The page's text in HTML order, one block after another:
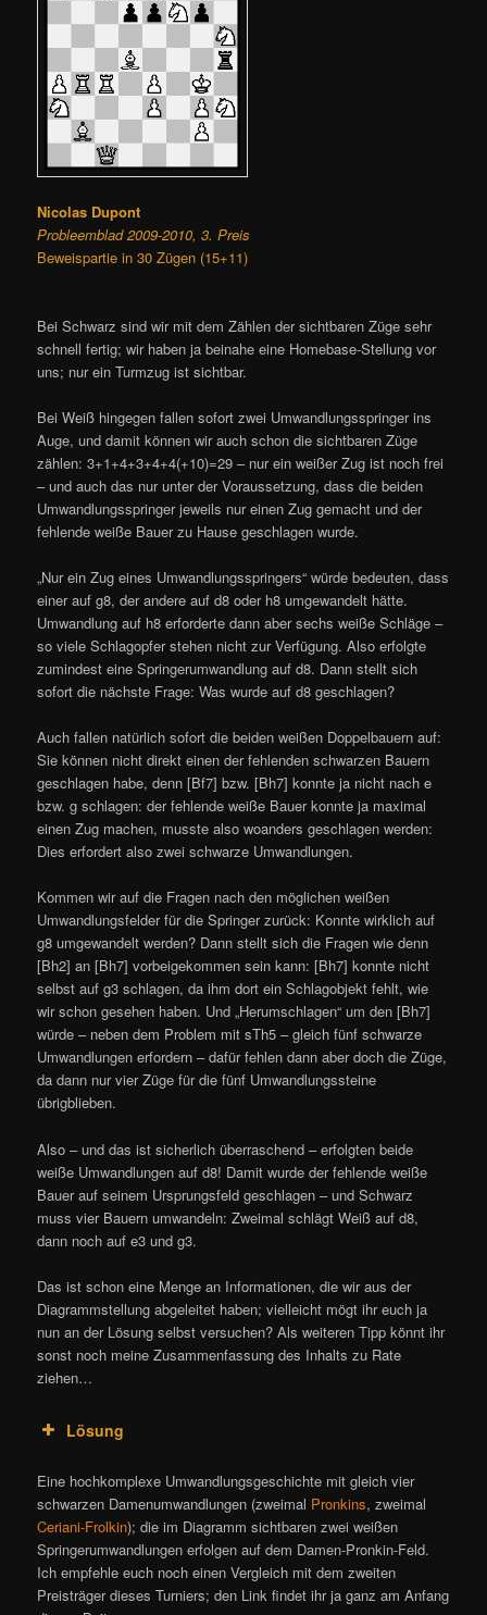
Nicolas Dupont
Probleemblad 2009-2010, 3. Preis
Beweispartie in 30 Zügen (15+11)
Bei Schwarz sind wir mit dem Zählen der sichtbaren Züge sehr
schnell fertig; wir haben ja beinahe eine Homebase-Stellung vor
uns; nur ein Turmzug ist sichtbar.
Bei Weiß hingegen fallen sofort zwei Umwandlungsspringer ins
Auge, und damit können wir auch schon die sichtbaren Züge
zählen: 3+1+4+3+4+4(+10)=29 – nur ein weißer Zug ist noch frei
– und auch das nur unter der Voraussetzung, dass die beiden
Umwandlungsspringer jeweils nur einen Zug gemacht und der
fehlende weiße Bauer zu Hause geschlagen wurde.
„Nur ein Zug eines Umwandlungsspringers“ würde bedeuten, dass
einer auf g8, der andere auf d8 oder h8 umgewandelt hätte.
Umwandlung auf h8 erforderte dann aber sechs weiße Schläge –
so viele Schlagopfer stehen nicht zur Verfügung. Also erfolgte
zumindest eine Springerumwandlung auf d8. Dann stellt sich
sofort die nächste Frage: Was wurde auf d8 geschlagen?
Auch fallen natürlich sofort die beiden weißen Doppelbauern auf:
Sie können nicht direkt einen der fehlenden schwarzen Bauern
geschlagen habe, denn [Bf7] bzw. [Bh7] konnte ja nicht nach e
bzw. g schlagen: der fehlende weiße Bauer konnte ja maximal
einen Zug machen, musste also woanders geschlagen werden:
Dies erfordert also zwei schwarze Umwandlungen.
Kommen wir auf die Fragen nach den möglichen weißen
Umwandlungsfelder für die Springer zurück: Konnte wirklich auf
g8 umgewandelt werden? Dann stellt sich die Fragen wie denn
[Bh2] an [Bh7] vorbeigekommen sein kann: [Bh7] konnte nicht
selbst auf g3 schlagen, da ihm dort ein Schlagobjekt fehlt, wie
wir schon gesehen haben. Und „Herumschlagen“ um den [Bh7]
würde – neben dem Problem mit sTh5 – gleich fünf schwarze
Umwandlungen erfordern – dafür fehlen dann aber doch die Züge,
da dann nur vier Züge für die fünf Umwandlungssteine
übrigblieben.
Also – und das ist sicherlich überraschend – erfolgten beide
weiße Umwandlungen auf d8! Damit wurde der fehlende weiße
Bauer auf seinem Ursprungsfeld geschlagen – und Schwarz
muss vier Bauern umwandeln: Zweimal schlägt Weiß auf d8,
dann noch auf e3 und g3.
Das ist schon eine Menge an Informationen, die wir aus der
Diagrammstellung abgeleitet haben; vielleicht mögt ihr euch ja
nun an der Lösung selbst versuchen? Als weiteren Tipp könnt ihr
sonst noch meine Zusammenfassung des Inhalts zu Rate
ziehen…
Lösung
Eine hochkomplexe Umwandlungsgeschichte mit gleich vier
schwarzen Damenumwandlungen (zweimal Pronkins, zweimal
Ceriani-Frolkin); die im Diagramm sichtbaren zwei weißen
Springerumwandlungen erfolgen auf dem Damen-Pronkin-Feld.
Ich empfehle euch noch einen Vergleich mit dem zweiten
Preisträger dieses Turniers; den Link findet ihr ja ganz am Anfang